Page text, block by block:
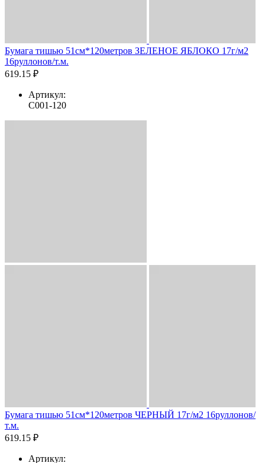
Бумага тишью 51см*120метров ЗЕЛЕНОЕ ЯБЛОКО 17г/м2
16руллонов/т.м.
619.15 ₽
Артикул:
C001-120
Бумага тишью 51см*120метров ЧЕРНЫЙ 17г/м2 16руллонов/
т.м.
619.15 ₽
Артикул: